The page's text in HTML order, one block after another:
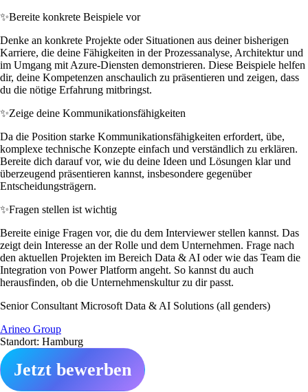
✨Bereite konkrete Beispiele vor
Denke an konkrete Projekte oder Situationen aus deiner bisherigen
Karriere, die deine Fähigkeiten in der Prozessanalyse, Architektur und
im Umgang mit Azure-Diensten demonstrieren. Diese Beispiele helfen
dir, deine Kompetenzen anschaulich zu präsentieren und zeigen, dass
du die nötige Erfahrung mitbringst.
✨Zeige deine Kommunikationsfähigkeiten
Da die Position starke Kommunikationsfähigkeiten erfordert, übe,
komplexe technische Konzepte einfach und verständlich zu erklären.
Bereite dich darauf vor, wie du deine Ideen und Lösungen klar und
überzeugend präsentieren kannst, insbesondere gegenüber
Entscheidungsträgern.
✨Fragen stellen ist wichtig
Bereite einige Fragen vor, die du dem Interviewer stellen kannst. Das
zeigt dein Interesse an der Rolle und dem Unternehmen. Frage nach
den aktuellen Projekten im Bereich Data & AI oder wie das Team die
Integration von Power Platform angeht. So kannst du auch
herausfinden, ob die Unternehmenskultur zu dir passt.
Senior Consultant Microsoft Data & AI Solutions (all genders)
Arineo Group
Standort: Hamburg
Jetzt bewerben